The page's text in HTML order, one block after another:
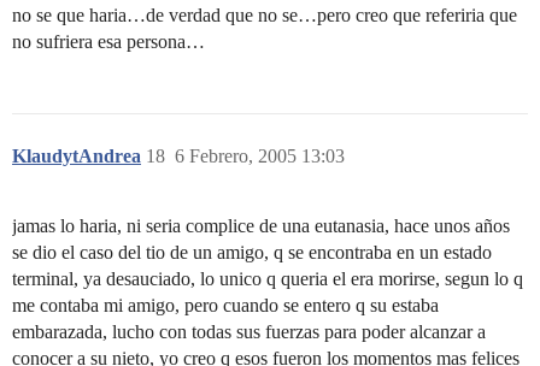
no se que haria…de verdad que no se…pero creo que referiria que
no sufriera esa persona…
KlaudytAndrea 6 Febrero, 2005 13:03
18
jamas lo haria, ni seria complice de una eutanasia, hace unos años
se dio el caso del tio de un amigo, q se encontraba en un estado
terminal, ya desauciado, lo unico q queria el era morirse, segun lo q
me contaba mi amigo, pero cuando se entero q su estaba
embarazada, lucho con todas sus fuerzas para poder alcanzar a
conocer a su nieto, yo creo q esos fueron los momentos mas felices